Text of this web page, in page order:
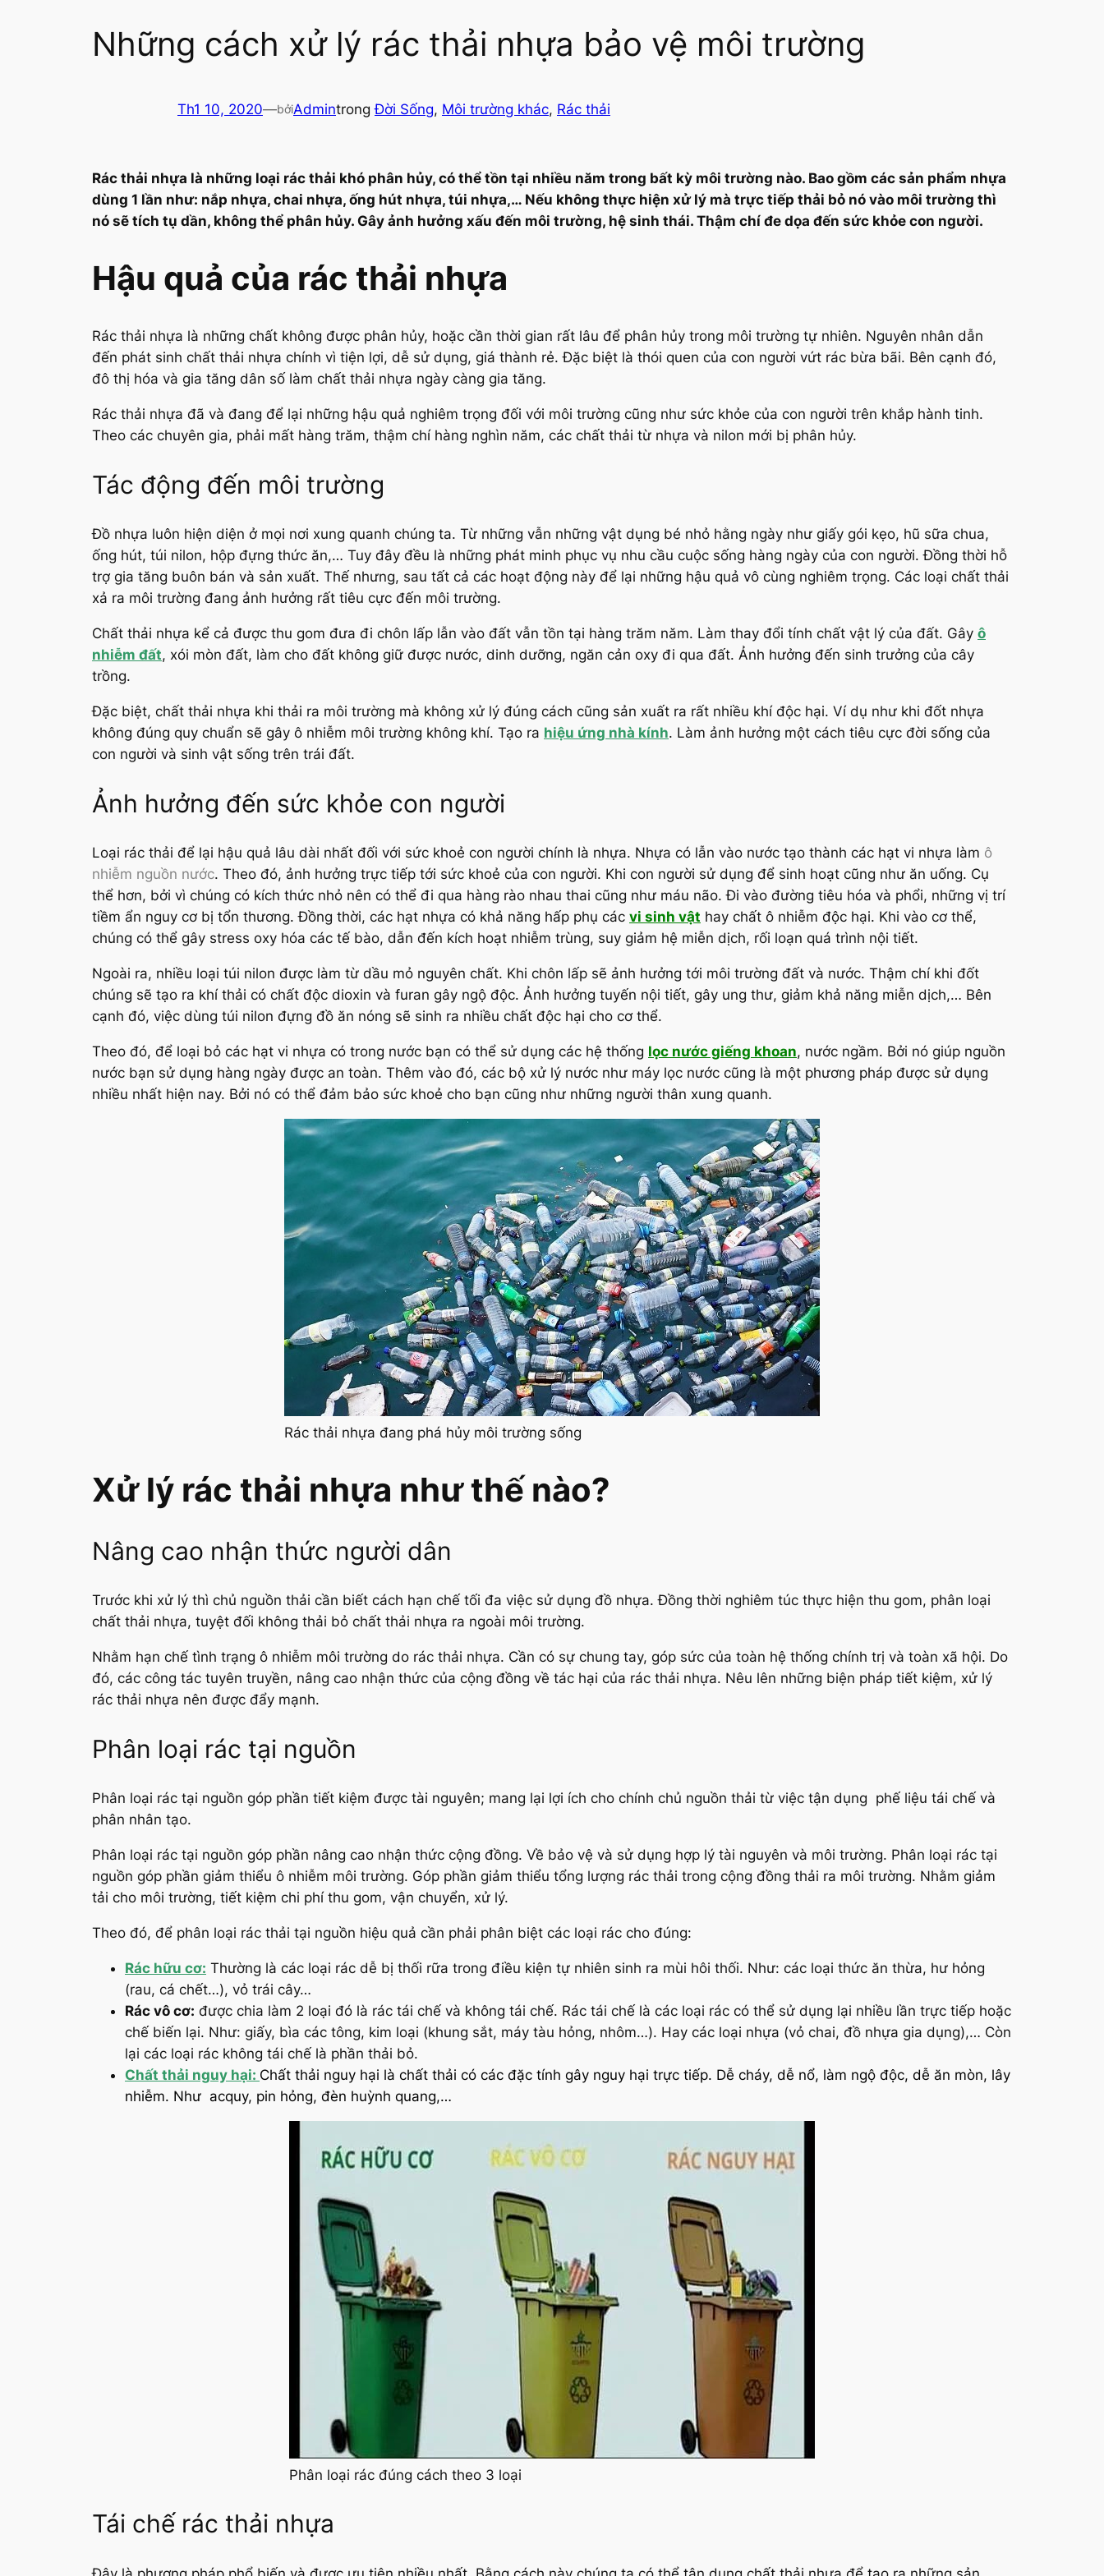
Những cách xử lý rác thải nhựa bảo vệ môi trường
Th1 10, 2020—bởiAdmintrongĐời Sống, Môi trường khác, Rác thải
Rác thải nhựa là những loại rác thải khó phân hủy, có thể tồn tại nhiều năm trong bất kỳ môi trường nào. Bao gồm các sản phẩm nhựa
dùng 1 lần như: nắp nhựa, chai nhựa, ống hút nhựa, túi nhựa,… Nếu không thực hiện xử lý mà trực tiếp thải bỏ nó vào môi trường thì
nó sẽ tích tụ dần, không thể phân hủy. Gây ảnh hưởng xấu đến môi trường, hệ sinh thái. Thậm chí đe dọa đến sức khỏe con người.
Hậu quả của rác thải nhựa
Rác thải nhựa là những chất không được phân hủy, hoặc cần thời gian rất lâu để phân hủy trong môi trường tự nhiên. Nguyên nhân dẫn
đến phát sinh chất thải nhựa chính vì tiện lợi, dễ sử dụng, giá thành rẻ. Đặc biệt là thói quen của con người vứt rác bừa bãi. Bên cạnh đó,
đô thị hóa và gia tăng dân số làm chất thải nhựa ngày càng gia tăng.
Rác thải nhựa đã và đang để lại những hậu quả nghiêm trọng đối với môi trường cũng như sức khỏe của con người trên khắp hành tinh.
Theo các chuyên gia, phải mất hàng trăm, thậm chí hàng nghìn năm, các chất thải từ nhựa và nilon mới bị phân hủy.
Tác động đến môi trường
Đồ nhựa luôn hiện diện ở mọi nơi xung quanh chúng ta. Từ những vẫn những vật dụng bé nhỏ hằng ngày như giấy gói kẹo, hũ sữa chua,
ống hút, túi nilon, hộp đựng thức ăn,… Tuy đây đều là những phát minh phục vụ nhu cầu cuộc sống hàng ngày của con người. Đồng thời hỗ
trợ gia tăng buôn bán và sản xuất. Thế nhưng, sau tất cả các hoạt động này để lại những hậu quả vô cùng nghiêm trọng. Các loại chất thải
xả ra môi trường đang ảnh hưởng rất tiêu cực đến môi trường.
Chất thải nhựa kể cả được thu gom đưa đi chôn lấp lẫn vào đất vẫn tồn tại hàng trăm năm. Làm thay đổi tính chất vật lý của đất. Gây ô
nhiễm đất, xói mòn đất, làm cho đất không giữ được nước, dinh dưỡng, ngăn cản oxy đi qua đất. Ảnh hưởng đến sinh trưởng của cây
trồng.
Đặc biệt, chất thải nhựa khi thải ra môi trường mà không xử lý đúng cách cũng sản xuất ra rất nhiều khí độc hại. Ví dụ như khi đốt nhựa
không đúng quy chuẩn sẽ gây ô nhiễm môi trường không khí. Tạo ra hiệu ứng nhà kính. Làm ảnh hưởng một cách tiêu cực đời sống của
con người và sinh vật sống trên trái đất.
Ảnh hưởng đến sức khỏe con người
Loại rác thải để lại hậu quả lâu dài nhất đối với sức khoẻ con người chính là nhựa. Nhựa có lẫn vào nước tạo thành các hạt vi nhựa làm ô
nhiễm nguồn nước. Theo đó, ảnh hưởng trực tiếp tới sức khoẻ của con người. Khi con người sử dụng để sinh hoạt cũng như ăn uống. Cụ
thể hơn, bởi vì chúng có kích thức nhỏ nên có thể đi qua hàng rào nhau thai cũng như máu não. Đi vào đường tiêu hóa và phổi, những vị trí
tiềm ẩn nguy cơ bị tổn thương. Đồng thời, các hạt nhựa có khả năng hấp phụ các vi sinh vật hay chất ô nhiễm độc hại. Khi vào cơ thể,
chúng có thể gây stress oxy hóa các tế bào, dẫn đến kích hoạt nhiễm trùng, suy giảm hệ miễn dịch, rối loạn quá trình nội tiết.
Ngoài ra, nhiều loại túi nilon được làm từ dầu mỏ nguyên chất. Khi chôn lấp sẽ ảnh hưởng tới môi trường đất và nước. Thậm chí khi đốt
chúng sẽ tạo ra khí thải có chất độc dioxin và furan gây ngộ độc. Ảnh hưởng tuyến nội tiết, gây ung thư, giảm khả năng miễn dịch,… Bên
cạnh đó, việc dùng túi nilon đựng đồ ăn nóng sẽ sinh ra nhiều chất độc hại cho cơ thể.
Theo đó, để loại bỏ các hạt vi nhựa có trong nước bạn có thể sử dụng các hệ thống lọc nước giếng khoan, nước ngầm. Bởi nó giúp nguồn
nước bạn sử dụng hàng ngày được an toàn. Thêm vào đó, các bộ xử lý nước như máy lọc nước cũng là một phương pháp được sử dụng
nhiều nhất hiện nay. Bởi nó có thể đảm bảo sức khoẻ cho bạn cũng như những người thân xung quanh.
Rác thải nhựa đang phá hủy môi trường sống
Xử lý rác thải nhựa như thế nào?
Nâng cao nhận thức người dân
Trước khi xử lý thì chủ nguồn thải cần biết cách hạn chế tối đa việc sử dụng đồ nhựa. Đồng thời nghiêm túc thực hiện thu gom, phân loại
chất thải nhựa, tuyệt đối không thải bỏ chất thải nhựa ra ngoài môi trường.
Nhằm hạn chế tình trạng ô nhiễm môi trường do rác thải nhựa. Cần có sự chung tay, góp sức của toàn hệ thống chính trị và toàn xã hội. Do
đó, các công tác tuyên truyền, nâng cao nhận thức của cộng đồng về tác hại của rác thải nhựa. Nêu lên những biện pháp tiết kiệm, xử lý
rác thải nhựa nên được đẩy mạnh.
Phân loại rác tại nguồn
Phân loại rác tại nguồn góp phần tiết kiệm được tài nguyên; mang lại lợi ích cho chính chủ nguồn thải từ việc tận dụng phế liệu tái chế và
phân nhân tạo.
Phân loại rác tại nguồn góp phần nâng cao nhận thức cộng đồng. Về bảo vệ và sử dụng hợp lý tài nguyên và môi trường. Phân loại rác tại
nguồn góp phần giảm thiểu ô nhiễm môi trường. Góp phần giảm thiểu tổng lượng rác thải trong cộng đồng thải ra môi trường. Nhằm giảm
tải cho môi trường, tiết kiệm chi phí thu gom, vận chuyển, xử lý.
Theo đó, để phân loại rác thải tại nguồn hiệu quả cần phải phân biệt các loại rác cho đúng:
Rác hữu cơ: Thường là các loại rác dễ bị thối rữa trong điều kiện tự nhiên sinh ra mùi hôi thối. Như: các loại thức ăn thừa, hư hỏng
(rau, cá chết…), vỏ trái cây…
Rác vô cơ: được chia làm 2 loại đó là rác tái chế và không tái chế. Rác tái chế là các loại rác có thể sử dụng lại nhiều lần trực tiếp hoặc
chế biến lại. Như: giấy, bìa các tông, kim loại (khung sắt, máy tàu hỏng, nhôm…). Hay các loại nhựa (vỏ chai, đồ nhựa gia dụng),… Còn
lại các loại rác không tái chế là phần thải bỏ.
Chất thải nguy hại: Chất thải nguy hại là chất thải có các đặc tính gây nguy hại trực tiếp. Dễ cháy, dễ nổ, làm ngộ độc, dễ ăn mòn, lây
nhiễm. Như acquy, pin hỏng, đèn huỳnh quang,…
Phân loại rác đúng cách theo 3 loại
Tái chế rác thải nhựa